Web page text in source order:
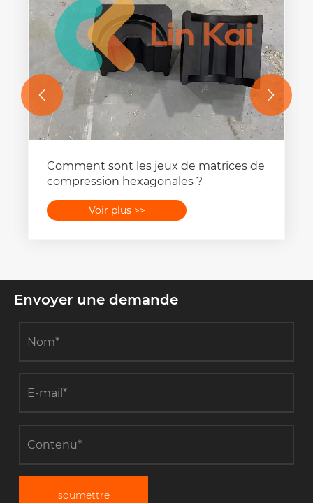
Comment sont les jeux de matrices de
compression hexagonales ?
Voir plus >>
 
Envoyer une demande
soumettre